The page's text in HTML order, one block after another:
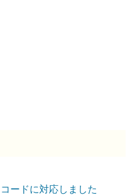
ードに対応しました